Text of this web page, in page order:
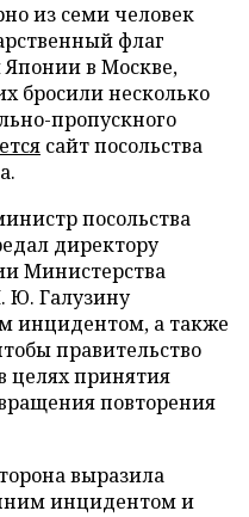
из семи человек
флаг
в Москве,
бросили несколько
пропускного
сайт посольства
посольства
директору
Министерства
Ю. Галузину
инцидентом, а также
правительство
целях принятия
повторения
выразила
инцидентом и